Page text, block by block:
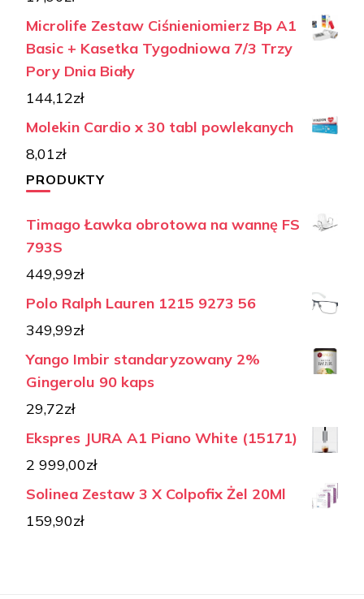
Microlife Zestaw Ciśnieniomierz Bp A1
Basic + Kasetka Tygodniowa 7/3 Trzy
Pory Dnia Biały
144,12zł
Molekin Cardio x 30 tabl powlekanych
8,01zł
PRODUKTY
Timago Ławka obrotowa na wannę FS
793S
449,99zł
Polo Ralph Lauren 1215 9273 56
349,99zł
Yango Imbir standaryzowany 2%
Gingerolu 90 kaps
29,72zł
Ekspres JURA A1 Piano White (15171)
2 999,00zł
Solinea Zestaw 3 X Colpofix Żel 20Ml
159,90zł